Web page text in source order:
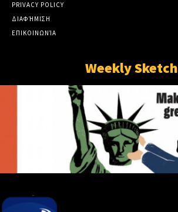
PRIVACY POLICY
ΔΙΑΦΉΜΙΣΗ
ΕΠΙΚΟΙΝΩΝΊΑ
Weekly Sketch